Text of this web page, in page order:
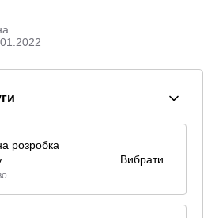
розробка
Вибрати